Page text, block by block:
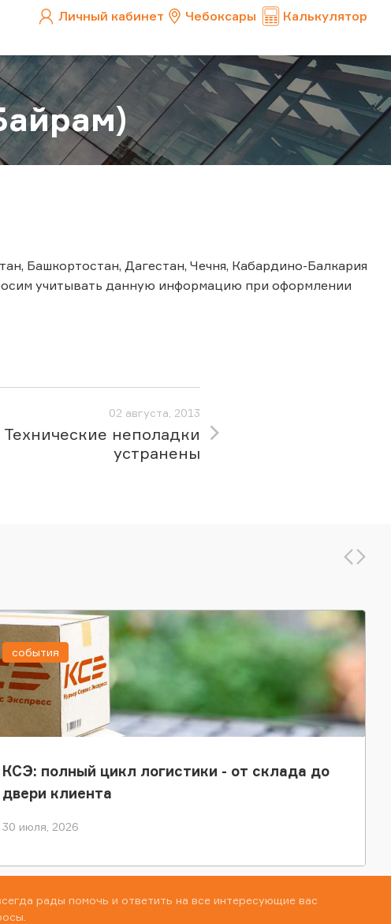
Личный кабинет Чебоксары Калькулятор
Башкортостан, Дагестан, Чечня, Кабардино-Балкария
учитывать данную информацию при оформлении
02 августа, 2013
Технические неполадки
устранены
КСЭ: полный цикл логистики - от склада до
двери клиента
30 июля, 2026
события
рады помочь и ответить на все интересующие вас